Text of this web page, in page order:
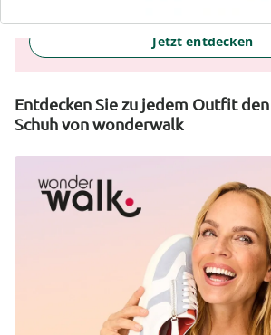
Jetzt entdecken
Entdecken Sie zu jedem Outfit
Schuh von wonderwalk